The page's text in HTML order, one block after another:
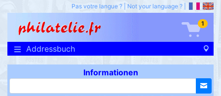
Pas votre langue ? Not your language ?
1
Addressbuch
Informationen